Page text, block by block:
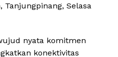
Tanjungpinang, Selasa
nyata komitmen
konektivitas